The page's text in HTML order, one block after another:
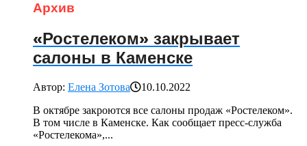
Архив
«Ростелеком» закрывает
салоны в Каменске
Автор: Елена Зотова
10.10.2022
В октябре закроются все салоны продаж «Ростелеком».
В том числе в Каменске. Как сообщает пресс-служба
«Ростелекома»,...